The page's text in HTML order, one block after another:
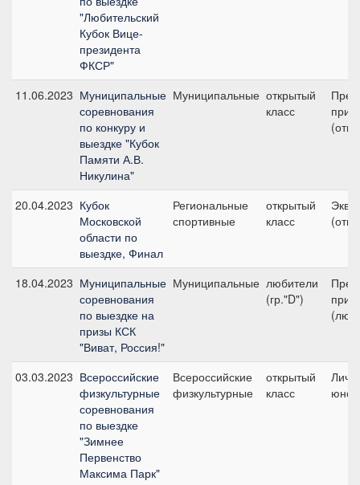
"Любительский
Кубок Вице-
президента
ФКСР"
11.06.2023 Муниципальные
соревнования
по конкуру и
выездке "Кубок
Памяти А.В.
Никулина"
Муниципальные открытый
класс
20.04.2023 Кубок
Московской
области по
выездке, Финал
Региональные
спортивные
открытый
класс
18.04.2023 Муниципальные
соревнования
по выездке на
призы КСК
"Виват, Россия!"
Муниципальные любители
(гр."D")
03.03.2023 Всероссийские
физкультурные
соревнования
по выездке
"Зимнее
Первенство
Максима Парк"
Всероссийские
физкультурные
открытый
класс